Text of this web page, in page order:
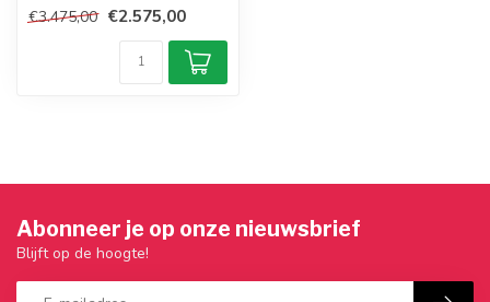
€3.475,00 €2.575,00
Abonneer je op onze nieuwsbrief
Blijft op de hoogte!